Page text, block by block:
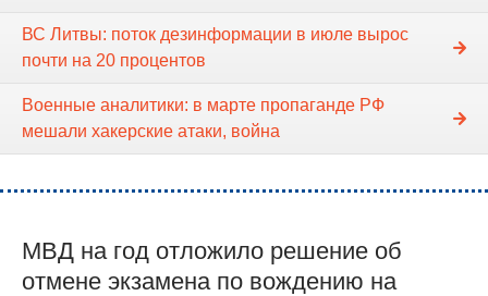
ВС Литвы: поток дезинформации в июле вырос
почти на 20 процентов
Военные аналитики: в марте пропаганде РФ
мешали хакерские атаки, война
МВД на год отложило решение об
отмене экзамена по вождению на